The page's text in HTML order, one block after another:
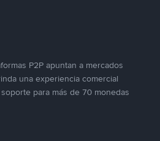
P2P apuntan a mercados
una experiencia comercial
para más de 70 monedas